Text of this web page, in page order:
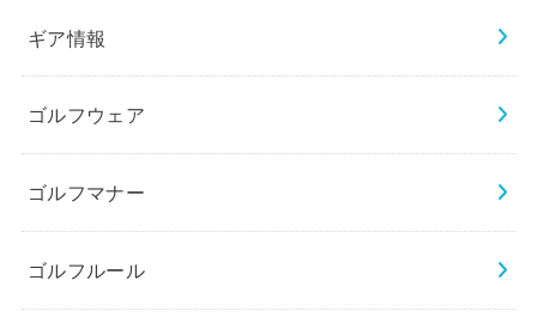
ギア情報
ゴルフウェア
ゴルフマナー
ゴルフルール